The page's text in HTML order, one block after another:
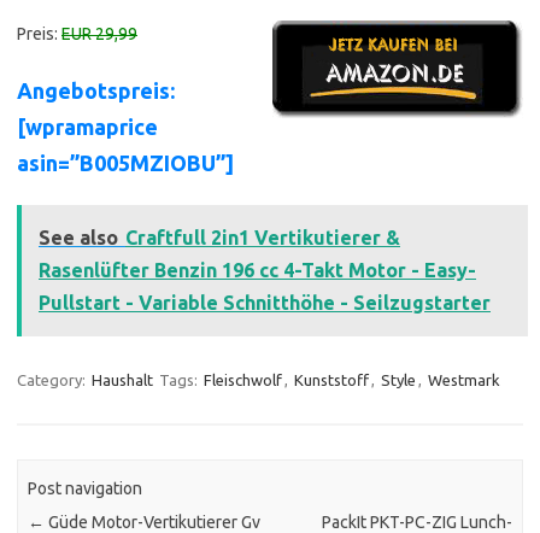
Preis: EUR 29,99
Angebotspreis:
[wpramaprice
asin=”B005MZIOBU”]
See also Craftfull 2in1 Vertikutierer &
Rasenlüfter Benzin 196 cc 4-Takt Motor - Easy-
Pullstart - Variable Schnitthöhe - Seilzugstarter
Category: Haushalt Tags: Fleischwolf, Kunststoff, Style , Westmark
Post navigation
← Güde Motor-Vertikutierer Gv
PackIt PKT-PC-ZIG Lunch-